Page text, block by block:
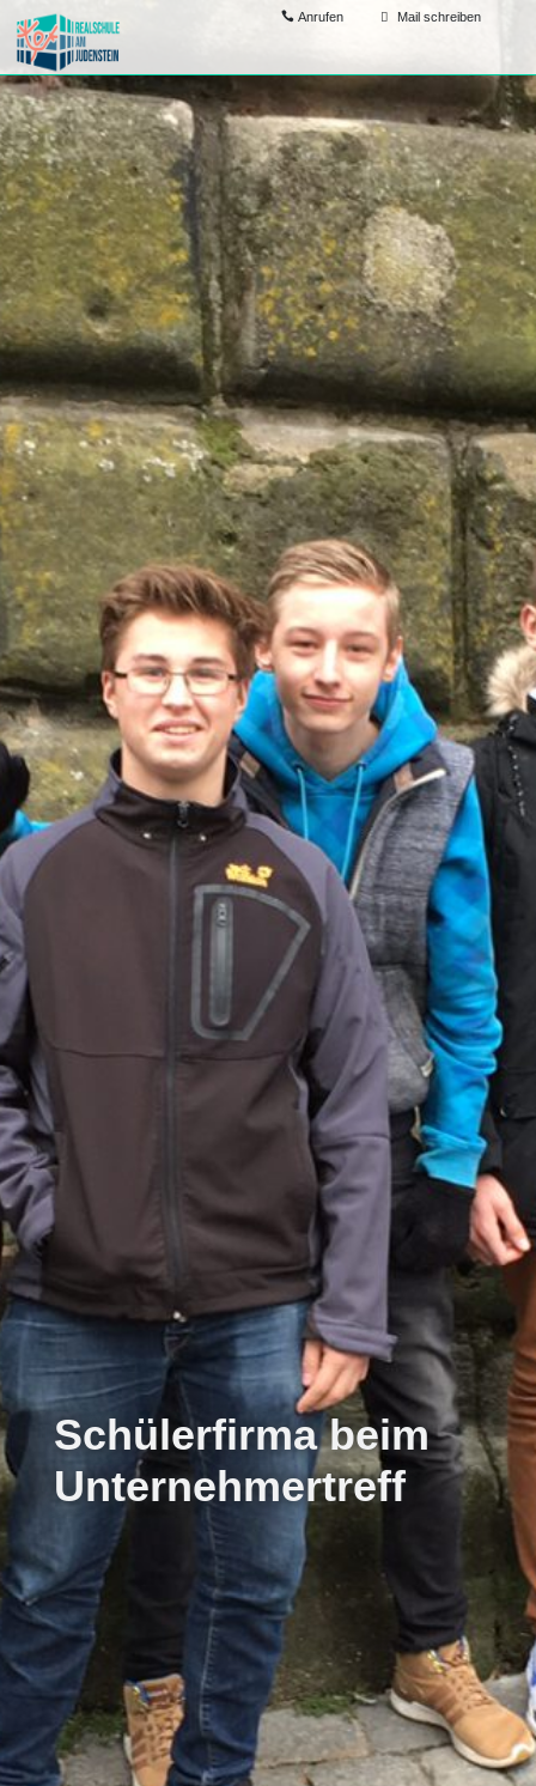
Anrufen Mail schreiben
Schülerfirma beim
Unternehmertreff